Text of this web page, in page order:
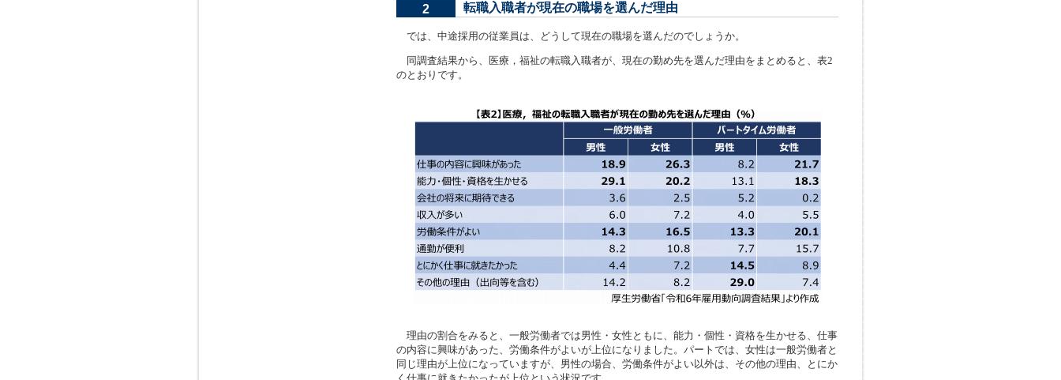
2 転職入職者が現在の職場を選んだ理由
では、中途採用の従業員は、どうして現在の職場を選んだのでしょうか。
同調査結果から、医療，福祉の転職入職者が、現在の勤め先を選んだ理由をまとめると、表2
のとおりです。
理由の割合をみると、一般労働者では男性・女性ともに、能力・個性・資格を生かせる、仕事
の内容に興味があった、労働条件がよいが上位になりました。パートでは、女性は一般労働者と
同じ理由が上位になっていますが、男性の場合、労働条件がよい以外は、その他の理由、とにか